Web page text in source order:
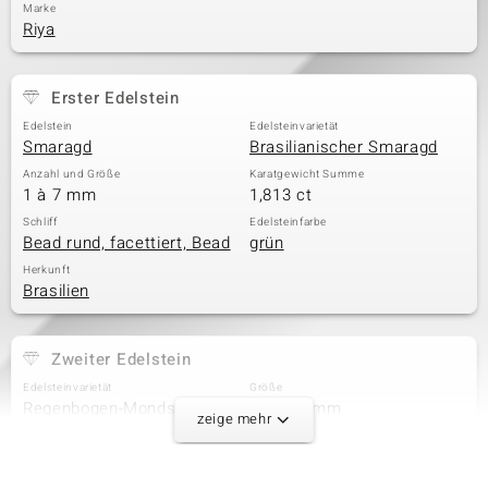
Marke
Riya
Erster Edelstein
Edelstein
Smaragd
Edelsteinvarietät
Brasilianischer Smaragd
Anzahl und Größe
1 à 7 mm
Karatgewicht Summe
1,813 ct
Schliff
Bead rund, facettiert, Bead
Edelsteinfarbe
grün
Herkunft
Brasilien
Zweiter Edelstein
Edelsteinvarietät
Regenbogen-Mondstein
Größe
versch. mm
zeige mehr